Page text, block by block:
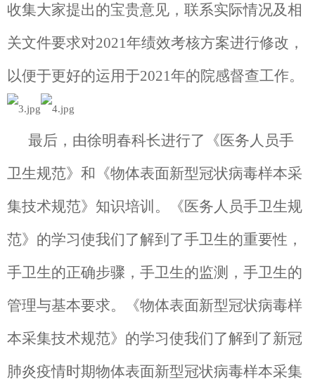
收集大家提出的宝贵意见，联系实际情况及相
关文件要求对2021年绩效考核方案进行修改，
以便于更好的运用于2021年的院感督查工作。
最后，由徐明春科长进行了《医务人员手
卫生规范》和《物体表面新型冠状病毒样本采
集技术规范》知识培训。《医务人员手卫生规
范》的学习使我们了解到了手卫生的重要性，
手卫生的正确步骤，手卫生的监测，手卫生的
管理与基本要求。《物体表面新型冠状病毒样
本采集技术规范》的学习使我们了解到了新冠
肺炎疫情时期物体表面新型冠状病毒样本采集